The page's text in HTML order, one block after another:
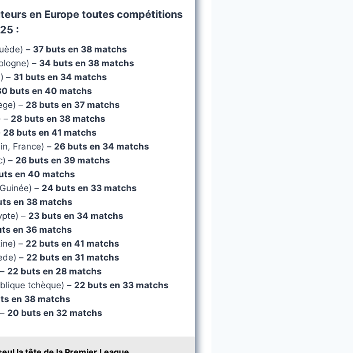
en Europe toutes compétitions
:
– 37 buts en 38 matchs
– 34 buts en 38 matchs
– 31 buts en 34 matchs
buts en 40 matchs
– 28 buts en 37 matchs
– 28 buts en 38 matchs
28 buts en 41 matchs
France) – 26 buts en 34 matchs
– 26 buts en 39 matchs
en 40 matchs
– 24 buts en 33 matchs
en 38 matchs
– 23 buts en 34 matchs
en 36 matchs
– 22 buts en 41 matchs
– 22 buts en 31 matchs
22 buts en 28 matchs
tchèque) – 22 buts en 33 matchs
en 38 matchs
20 buts en 32 matchs